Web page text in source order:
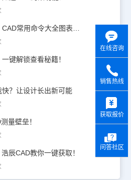
CAD高效绘图秘籍：CAD常用命令大全图表珍藏版
键解锁查看秘籍！
？让设计长出新可能
量壁垒！
辰CAD教你一键获取！
在线咨询
销售热线
获取报价
问答社区